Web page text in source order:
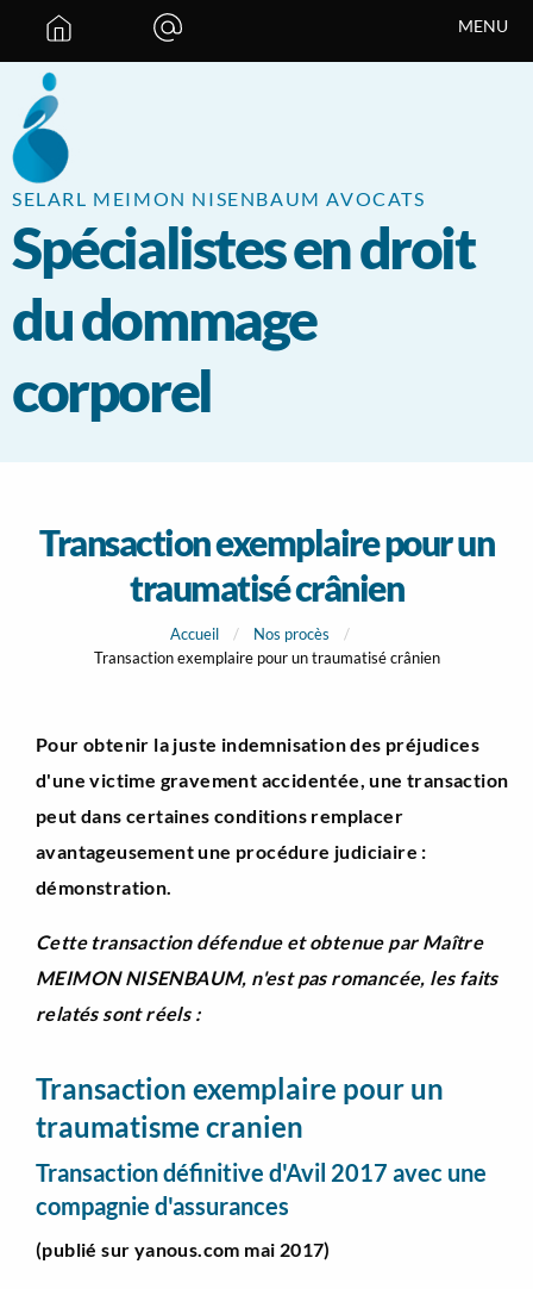
SELARL MEIMON NISENBAUM AVOCATS
Spécialistes en droit
du dommage
corporel
Transaction exemplaire pour un
traumatisé crânien
Accueil
Nos procès
Transaction exemplaire pour un traumatisé crânien
Pour obtenir la juste indemnisation des préjudices
d'une victime gravement accidentée, une transaction
peut dans certaines conditions remplacer
avantageusement une procédure judiciaire :
démonstration.
Cette transaction défendue et obtenue par Maître
MEIMON NISENBAUM, n'est pas romancée, les faits
relatés sont réels :
Transaction exemplaire pour un
traumatisme cranien
Transaction définitive d'Avil 2017 avec une
compagnie d'assurances
(publié sur yanous.com mai 2017)
MENU
Panneau de gestion des cookies